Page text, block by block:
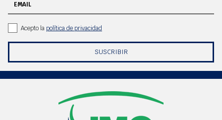
EMAIL
Acepto la política de privacidad
SUSCRIBIR